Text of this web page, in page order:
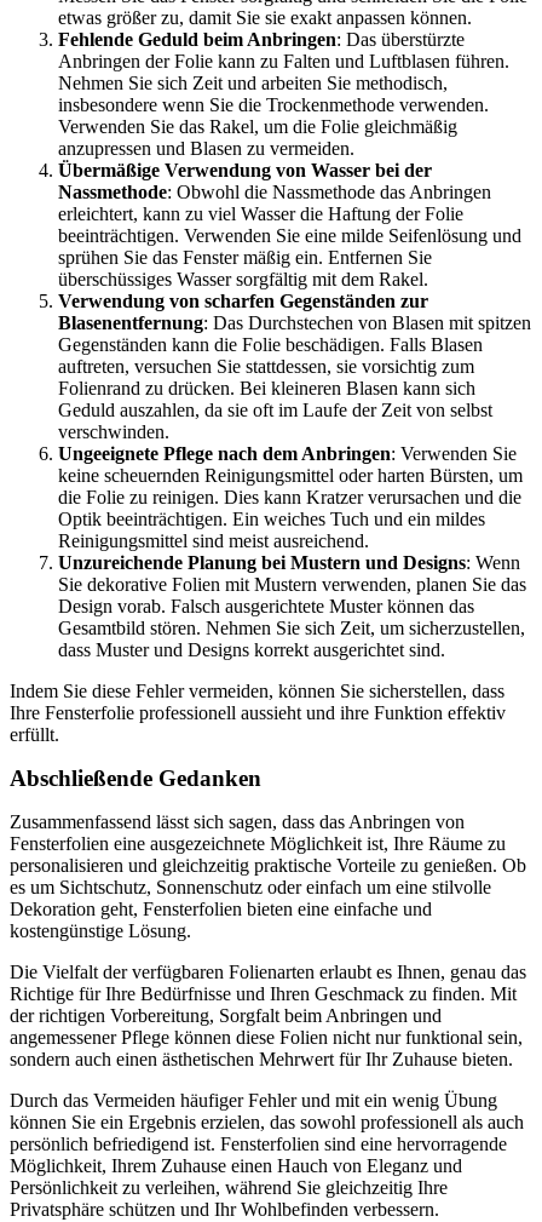
etwas größer zu, damit Sie sie exakt anpassen können.
Fehlende Geduld beim Anbringen: Das überstürzte
Anbringen der Folie kann zu Falten und Luftblasen führen.
Nehmen Sie sich Zeit und arbeiten Sie methodisch,
insbesondere wenn Sie die Trockenmethode verwenden.
Verwenden Sie das Rakel, um die Folie gleichmäßig
anzupressen und Blasen zu vermeiden.
Übermäßige Verwendung von Wasser bei der
Nassmethode: Obwohl die Nassmethode das Anbringen
erleichtert, kann zu viel Wasser die Haftung der Folie
beeinträchtigen. Verwenden Sie eine milde Seifenlösung und
sprühen Sie das Fenster mäßig ein. Entfernen Sie
überschüssiges Wasser sorgfältig mit dem Rakel.
Verwendung von scharfen Gegenständen zur
Blasenentfernung: Das Durchstechen von Blasen mit spitzen
Gegenständen kann die Folie beschädigen. Falls Blasen
auftreten, versuchen Sie stattdessen, sie vorsichtig zum
Folienrand zu drücken. Bei kleineren Blasen kann sich
Geduld auszahlen, da sie oft im Laufe der Zeit von selbst
verschwinden.
Ungeeignete Pflege nach dem Anbringen: Verwenden Sie
keine scheuernden Reinigungsmittel oder harten Bürsten, um
die Folie zu reinigen. Dies kann Kratzer verursachen und die
Optik beeinträchtigen. Ein weiches Tuch und ein mildes
Reinigungsmittel sind meist ausreichend.
Unzureichende Planung bei Mustern und Designs: Wenn
Sie dekorative Folien mit Mustern verwenden, planen Sie das
Design vorab. Falsch ausgerichtete Muster können das
Gesamtbild stören. Nehmen Sie sich Zeit, um sicherzustellen,
dass Muster und Designs korrekt ausgerichtet sind.
Indem Sie diese Fehler vermeiden, können Sie sicherstellen, dass
Ihre Fensterfolie professionell aussieht und ihre Funktion effektiv
erfüllt.
Abschließende Gedanken
Zusammenfassend lässt sich sagen, dass das Anbringen von
Fensterfolien eine ausgezeichnete Möglichkeit ist, Ihre Räume zu
personalisieren und gleichzeitig praktische Vorteile zu genießen. Ob
es um Sichtschutz, Sonnenschutz oder einfach um eine stilvolle
Dekoration geht, Fensterfolien bieten eine einfache und
kostengünstige Lösung.
Die Vielfalt der verfügbaren Folienarten erlaubt es Ihnen, genau das
Richtige für Ihre Bedürfnisse und Ihren Geschmack zu finden. Mit
der richtigen Vorbereitung, Sorgfalt beim Anbringen und
angemessener Pflege können diese Folien nicht nur funktional sein,
sondern auch einen ästhetischen Mehrwert für Ihr Zuhause bieten.
Durch das Vermeiden häufiger Fehler und mit ein wenig Übung
können Sie ein Ergebnis erzielen, das sowohl professionell als auch
persönlich befriedigend ist. Fensterfolien sind eine hervorragende
Möglichkeit, Ihrem Zuhause einen Hauch von Eleganz und
Persönlichkeit zu verleihen, während Sie gleichzeitig Ihre
Privatsphäre schützen und Ihr Wohlbefinden verbessern.